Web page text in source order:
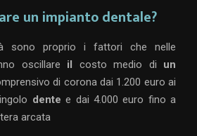
un impianto dentale?
sono proprio i fattori che nelle
oscillare il costo medio di un
di corona dai 1.200 euro ai
dente e dai 4.000 euro fino a
arcata